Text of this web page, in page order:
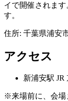
イで開催されま
す。
住所: 千葉県浦安
アクセス
新浦安駅 JR
※来場前に、会場